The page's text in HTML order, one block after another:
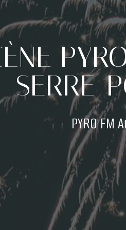
SERRE-
PYRO FM